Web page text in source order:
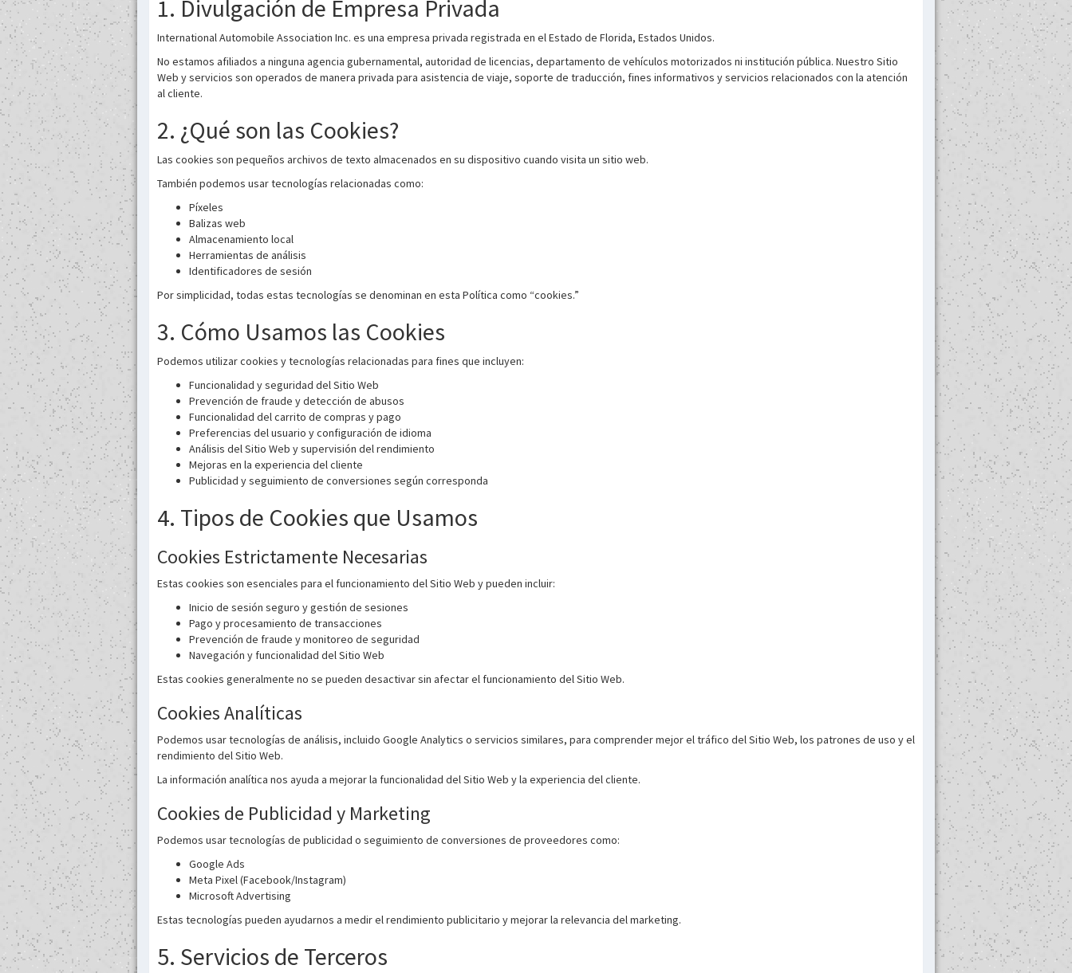
1. Divulgación de Empresa Privada
International Automobile Association Inc. es una empresa privada registrada en el Estado de Florida, Estados Unidos.
No estamos afiliados a ninguna agencia gubernamental, autoridad de licencias, departamento de vehículos motorizados ni institución pública. Nuestro Sitio
Web y servicios son operados de manera privada para asistencia de viaje, soporte de traducción, fines informativos y servicios relacionados con la atención
al cliente.
2. ¿Qué son las Cookies?
Las cookies son pequeños archivos de texto almacenados en su dispositivo cuando visita un sitio web.
También podemos usar tecnologías relacionadas como:
Píxeles
Balizas web
Almacenamiento local
Herramientas de análisis
Identificadores de sesión
Por simplicidad, todas estas tecnologías se denominan en esta Política como “cookies.”
3. Cómo Usamos las Cookies
Podemos utilizar cookies y tecnologías relacionadas para fines que incluyen:
Funcionalidad y seguridad del Sitio Web
Prevención de fraude y detección de abusos
Funcionalidad del carrito de compras y pago
Preferencias del usuario y configuración de idioma
Análisis del Sitio Web y supervisión del rendimiento
Mejoras en la experiencia del cliente
Publicidad y seguimiento de conversiones según corresponda
4. Tipos de Cookies que Usamos
Cookies Estrictamente Necesarias
Estas cookies son esenciales para el funcionamiento del Sitio Web y pueden incluir:
Inicio de sesión seguro y gestión de sesiones
Pago y procesamiento de transacciones
Prevención de fraude y monitoreo de seguridad
Navegación y funcionalidad del Sitio Web
Estas cookies generalmente no se pueden desactivar sin afectar el funcionamiento del Sitio Web.
Cookies Analíticas
Podemos usar tecnologías de análisis, incluido Google Analytics o servicios similares, para comprender mejor el tráfico del Sitio Web, los patrones de uso y el
rendimiento del Sitio Web.
La información analítica nos ayuda a mejorar la funcionalidad del Sitio Web y la experiencia del cliente.
Cookies de Publicidad y Marketing
Podemos usar tecnologías de publicidad o seguimiento de conversiones de proveedores como:
Google Ads
Meta Pixel (Facebook/Instagram)
Microsoft Advertising
Estas tecnologías pueden ayudarnos a medir el rendimiento publicitario y mejorar la relevancia del marketing.
5. Servicios de Terceros